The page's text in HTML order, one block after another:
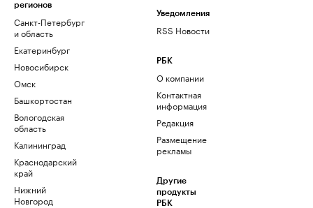
регионов
Санкт-Петербург
и область
Екатеринбург
Новосибирск
Омск
Башкортостан
Вологодская
область
Калининград
Краснодарский
край
Нижний
Новгород
Уведомления
RSS Новости
РБК
О компании
Контактная
информация
Редакция
Размещение
рекламы
Другие
продукты
РБК